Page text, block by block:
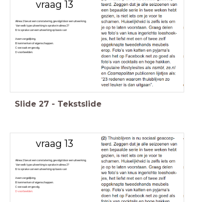
vraag 13
Alinea 2 bevat een constatering, gevolgd door een uitwerking.
Van welk type uitwerking is sprake in alinea 2?
Er is sprake van een uitwerking op basis van
A een vergelijking.
B kenmerken of eigenschappen.
C oorzaak en gevolg.
D voorbeelden.
Slide 27 - Tekstslide
vraag 13
Alinea 2 bevat een constatering, gevolgd door een uitwerking.
Van welk type uitwerking is sprake in alinea 2?
Er is sprake van een uitwerking op basis van
A een vergelijking.
B kenmerken of eigenschappen.
C oorzaak en gevolg.
D voorbeelden.